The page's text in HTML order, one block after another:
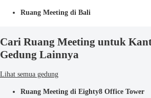
Ruang Meeting di Bali
Cari Ruang Meeting untuk
Gedung Lainnya
Lihat semua gedung
Ruang Meeting di Eighty8 Office Tower